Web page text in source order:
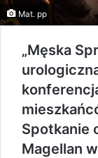
Mat. pp
„Męska
Spotkanie
Magellan